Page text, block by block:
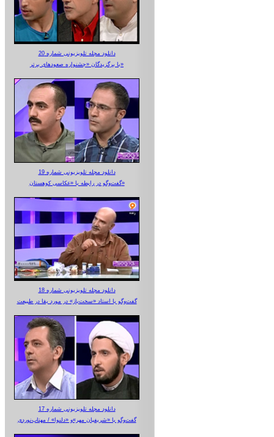
دانلود مجله تلویزیونی شماره 20
با برگزیدگان «جشنواره صعودهای برتر»
دانلود مجله تلویزیونی شماره 19
گفت‌وگو در رابطه با «عکاسی کوهستان»
دانلود مجله تلویزیونی شماره 18
گفت‌وگو با استاد «سخت‌باز» در مورد بقا در طبیعت
دانلود مجله تلویزیونی شماره 17
گفت‌وگو با «شریفیان مهر»‌و «دلنوا» / مهتاب‌نوردی